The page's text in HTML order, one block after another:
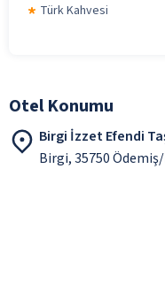
Türk Kahvesi
Otel Konumu
Birgi İzzet Efendi
Birgi, 35750